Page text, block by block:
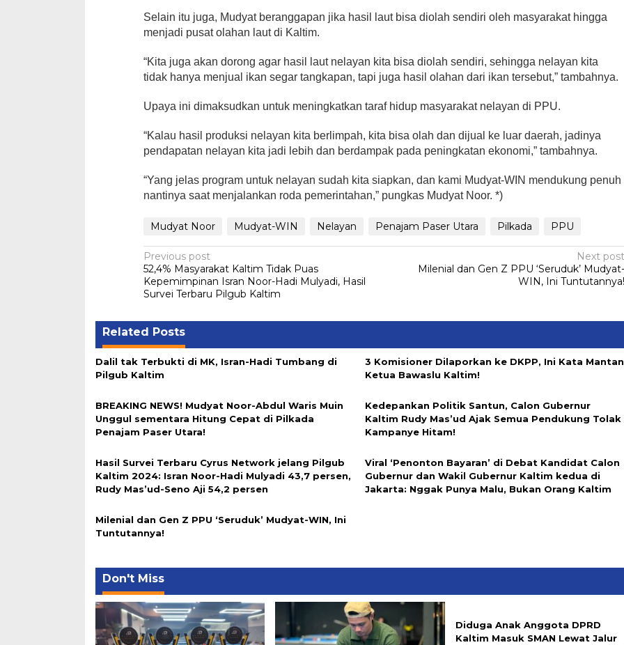
Selain itu juga, Mudyat beranggapan jika hasil laut bisa diolah sendiri oleh masyarakat hingga
menjadi pusat olahan laut di Kaltim.
“Kita juga akan dorong agar hasil laut nelayan kita bisa diolah sendiri, sehingga nelayan kita
tidak hanya menjual ikan segar tangkapan, tapi juga hasil olahan dari ikan tersebut,” tambahnya.
Upaya ini dimaksudkan untuk meningkatkan taraf hidup masyarakat nelayan di PPU.
“Kalau hasil produksi nelayan kita berlimpah, kita bisa olah dan dijual ke luar daerah, jadinya
pendapatan nelayan kita jadi lebih dan berdampak pada peningkatan ekonomi,” tambahnya.
“Yang jelas program untuk nelayan sudah kita siapkan, dan kami Mudyat-WIN mendukung penuh
nantinya saat menjalankan roda pemerintahan,” pungkas Mudyat Noor. *)
Mudyat Noor Mudyat-WIN Nelayan Penajam Paser Utara Pilkada PPU
Post
navigation
Previous post
52,4% Masyarakat Kaltim Tidak Puas
Kepemimpinan Isran Noor-Hadi Mulyadi, Hasil
Survei Terbaru Pilgub Kaltim
Next post
Milenial dan Gen Z PPU ‘Seruduk’ Mudyat-
WIN, Ini Tuntutannya!
Related Posts
Dalil tak Terbukti di MK, Isran-Hadi Tumbang di
Pilgub Kaltim
3 Komisioner Dilaporkan ke DKPP, Ini Kata Mantan
Ketua Bawaslu Kaltim!
BREAKING NEWS! Mudyat Noor-Abdul Waris Muin
Unggul sementara Hitung Cepat di Pilkada
Penajam Paser Utara!
Kedepankan Politik Santun, Calon Gubernur
Kaltim Rudy Mas’ud Ajak Semua Pendukung Tolak
Kampanye Hitam!
Hasil Survei Terbaru Cyrus Network jelang Pilgub
Kaltim 2024: Isran Noor-Hadi Mulyadi 43,7 persen,
Rudy Mas’ud-Seno Aji 54,2 persen
Viral ‘Penonton Bayaran’ di Debat Kandidat Calon
Gubernur dan Wakil Gubernur Kaltim kedua di
Jakarta: Nggak Punya Malu, Bukan Orang Kaltim
Milenial dan Gen Z PPU ‘Seruduk’ Mudyat-WIN, Ini
Tuntutannya!
Don't Miss
Diduga Anak Anggota DPRD
Kaltim Masuk SMAN Lewat Jalur